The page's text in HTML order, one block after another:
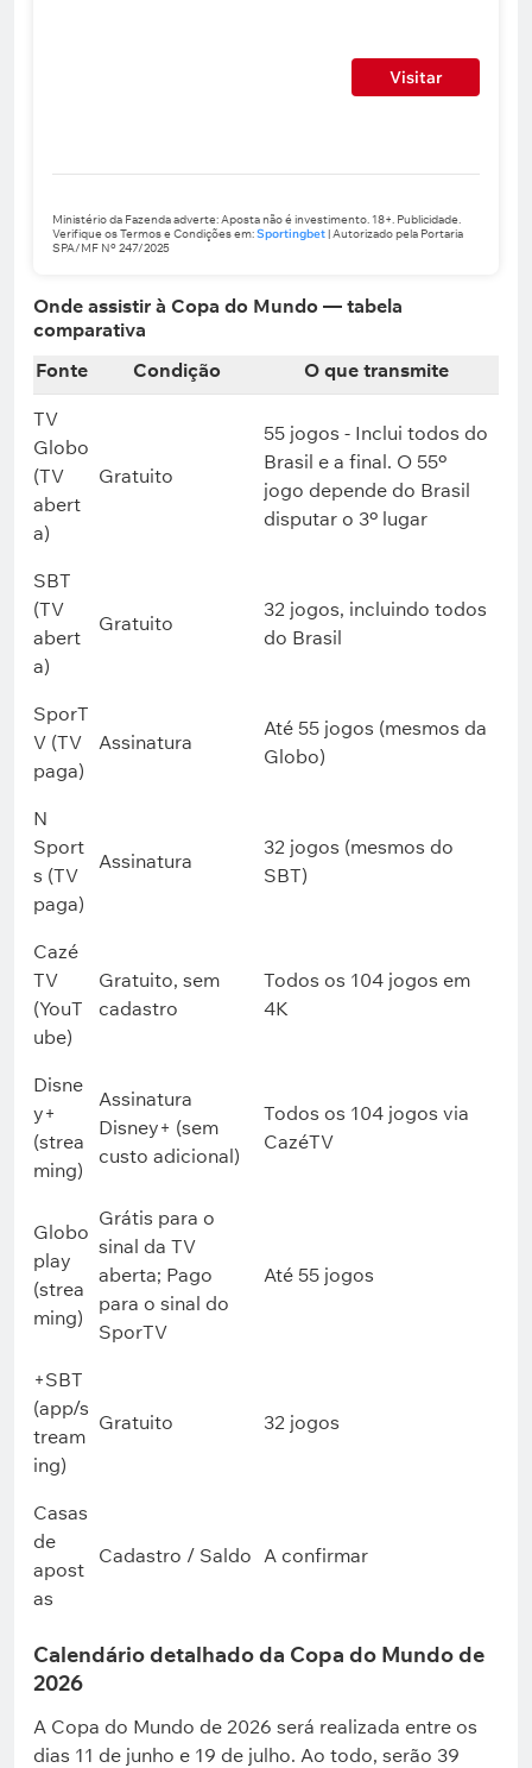
Visitar
Ministério da Fazenda adverte: Aposta não é investimento. 18+. Publicidade.
Verifique os Termos e Condições em:Sportingbet| Autorizado pela Portaria
SPA/MF Nº 247/2025
Onde assistir à Copa do Mundo — tabela
comparativa
Fonte
Condição O que transmite
TV
Globo
(TV
abert
a)
Gratuito
55 jogos - Inclui todos do
Brasil e a final. O 55º
jogo depende do Brasil
disputar o 3º lugar
SBT
(TV
abert
a)
Gratuito
32 jogos, incluindo todos
do Brasil
SporT
V (TV
paga)
Assinatura
Até 55 jogos (mesmos da
Globo)
N
Sport
s (TV
paga)
Assinatura
32 jogos (mesmos do
SBT)
Cazé
TV
(YouT
ube)
Gratuito, sem
cadastro
Todos os 104 jogos em
4K
Disne
y+
(strea
ming)
Assinatura
Disney+ (sem
custo adicional)
Todos os 104 jogos via
CazéTV
Globo
play
(strea
ming)
Grátis para o
sinal da TV
aberta; Pago
para o sinal do
SporTV
Até 55 jogos
+SBT
(app/s
tream
ing)
Gratuito 32 jogos
Casas
de
apost
as
Cadastro / Saldo A confirmar
Calendário detalhado da Copa do Mundo de
2026
A Copa do Mundo de 2026 será realizada entre os
dias 11 de junho e 19 de julho. Ao todo, serão 39